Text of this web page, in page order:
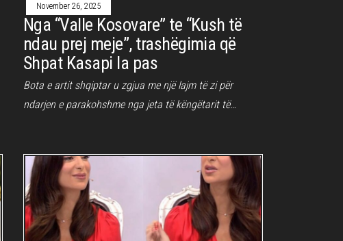
November 26, 2025
Nga “Valle Kosovare” te “Kush të
ndau prej meje”, trashëgimia që
Shpat Kasapi la pas
Bota e artit shqiptar u zgjua me një lajm të zi për
ndarjen e parakohshme nga jeta të këngëtarit të…